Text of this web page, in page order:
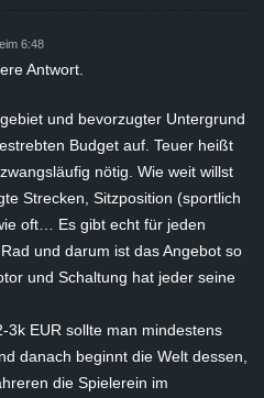
6:48
Antwort.
und bevorzugter Untergrund
Budget auf. Teuer heißt
nötig. Wie weit willst
Strecken, Sitzposition (sportlich
oft… Es gibt echt für jeden
und darum ist das Angebot so
und Schaltung hat jeder seine
3k EUR sollte man mindestens
danach beginnt die Welt dessen,
die Spielerein im